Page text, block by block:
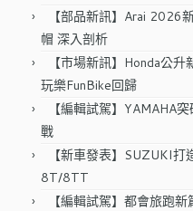
【部品新訊】Arai 2026
帽 深入剖析
【市場新訊】Honda公
玩樂FunBike回歸
【編輯試駕】YAMAHA
戰
【新車發表】SUZUKI
8T/8TT
【編輯試駕】都會旅跑